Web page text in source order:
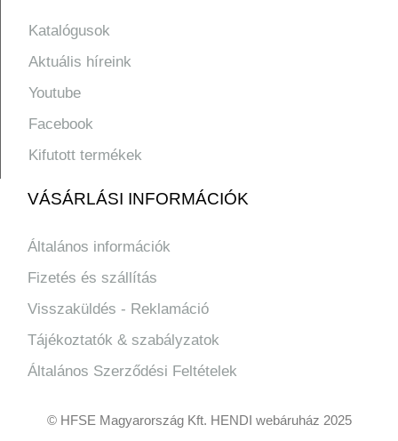
Katalógusok
Aktuális híreink
Youtube
Facebook
Kifutott termékek
VÁSÁRLÁSI INFORMÁCIÓK
Általános információk
Fizetés és szállítás
Visszaküldés - Reklamáció
Tájékoztatók & szabályzatok
Általános Szerződési Feltételek
© HFSE Magyarország Kft. HENDI webáruház 2025